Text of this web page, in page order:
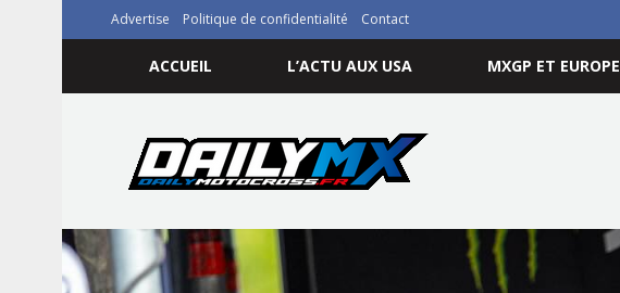
Advertise Politique de confidentialité Contact
ACCUEIL L’ACTU AUX USA MXGP ET EUROPE